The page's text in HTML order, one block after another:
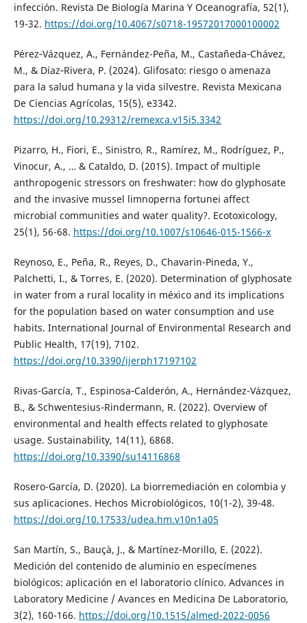
infección. Revista De Biología Marina Y Oceanografía, 52(1),
19-32. https://doi.org/10.4067/s0718-19572017000100002
Pérez‐Vázquez, A., Fernández-Peña, M., Castañeda‐Chávez,
M., & Díaz‐Rivera, P. (2024). Glifosato: riesgo o amenaza
para la salud humana y la vida silvestre. Revista Mexicana
De Ciencias Agrícolas, 15(5), e3342.
https://doi.org/10.29312/remexca.v15i5.3342
Pizarro, H., Fiori, E., Sinistro, R., Ramírez, M., Rodríguez, P.,
Vinocur, A., … & Cataldo, D. (2015). Impact of multiple
anthropogenic stressors on freshwater: how do glyphosate
and the invasive mussel limnoperna fortunei affect
microbial communities and water quality?. Ecotoxicology,
25(1), 56-68. https://doi.org/10.1007/s10646-015-1566-x
Reynoso, E., Peña, R., Reyes, D., Chavarin-Pineda, Y.,
Palchetti, I., & Torres, E. (2020). Determination of glyphosate
in water from a rural locality in méxico and its implications
for the population based on water consumption and use
habits. International Journal of Environmental Research and
Public Health, 17(19), 7102.
https://doi.org/10.3390/ijerph17197102
Rivas-García, T., Espinosa‐Calderón, A., Hernández-Vázquez,
B., & Schwentesius-Rindermann, R. (2022). Overview of
environmental and health effects related to glyphosate
usage. Sustainability, 14(11), 6868.
https://doi.org/10.3390/su14116868
Rosero-García, D. (2020). La biorremediación en colombia y
sus aplicaciones. Hechos Microbiológicos, 10(1-2), 39-48.
https://doi.org/10.17533/udea.hm.v10n1a05
San Martín, S., Bauçà, J., & Martínez‐Morillo, E. (2022).
Medición del contenido de aluminio en especímenes
biológicos: aplicación en el laboratorio clínico. Advances in
Laboratory Medicine / Avances en Medicina De Laboratorio,
3(2), 160-166. https://doi.org/10.1515/almed-2022-0056